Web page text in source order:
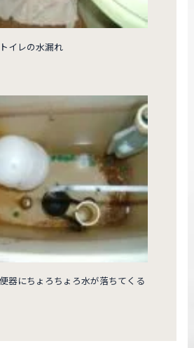
イレの水漏れ
器にちょろちょろ水が落ちてくる